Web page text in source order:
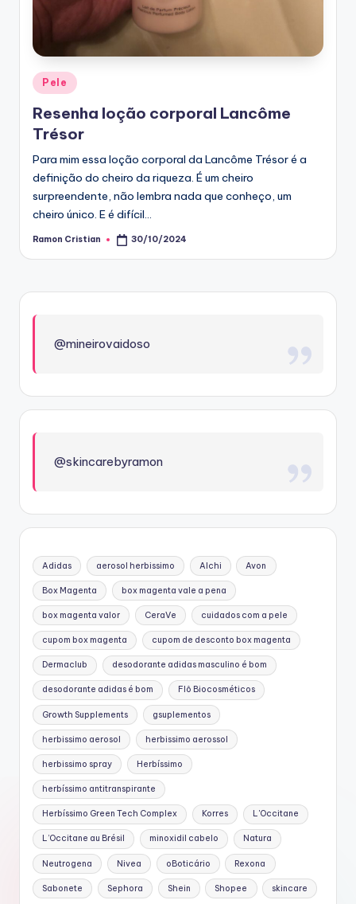
Posted
in
Pele
Resenha loção corporal Lancôme
Trésor
Para mim essa loção corporal da Lancôme Trésor é a
definição do cheiro da riqueza. É um cheiro
surpreendente, não lembra nada que conheço, um
cheiro único. E é difícil…
Posted
Ramon Cristian 30/10/2024
@mineirovaidoso
@skincarebyramon
Adidas aerosol herbissimo Alchi Avon
Box Magenta box magenta vale a pena
box magenta valor CeraVe cuidados com a pele
cupom box magenta cupom de desconto box magenta
Dermaclub desodorante adidas masculino é bom
desodorante adidas é bom Flô Biocosméticos
Growth Supplements gsuplementos
herbissimo aerosol herbissimo aerossol
herbissimo spray Herbíssimo
herbíssimo antitranspirante
Herbíssimo Green Tech Complex Korres L'Occitane
L’Occitane au Brésil minoxidil cabelo Natura
Neutrogena Nivea oBoticário Rexona
Sabonete Sephora Shein Shopee skincare